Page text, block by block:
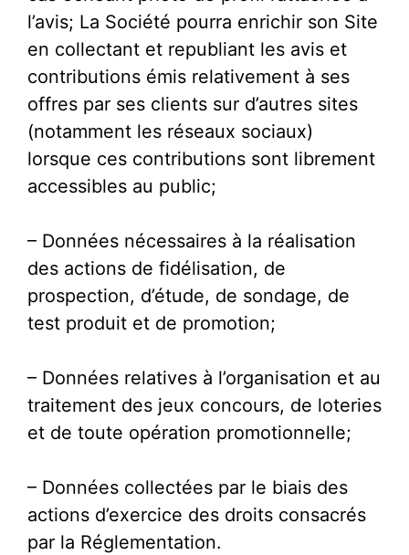
l’avis; La Société pourra enrichir son Site
en collectant et republiant les avis et
contributions émis relativement à ses
offres par ses clients sur d’autres sites
(notamment les réseaux sociaux)
lorsque ces contributions sont librement
accessibles au public;
– Données nécessaires à la réalisation
des actions de fidélisation, de
prospection, d’étude, de sondage, de
test produit et de promotion;
– Données relatives à l’organisation et au
traitement des jeux concours, de loteries
et de toute opération promotionnelle;
– Données collectées par le biais des
actions d’exercice des droits consacrés
par la Réglementation.